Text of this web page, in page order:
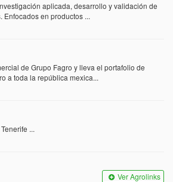
aplicada, desarrollo y validación de
en productos ...
de Grupo Fagro y lleva el portafolio de
a toda la república mexica...
...
Ver Agrolinks